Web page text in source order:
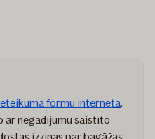
formu internetā.
ar negadījumu saistīto